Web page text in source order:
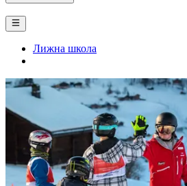
Лижна школа